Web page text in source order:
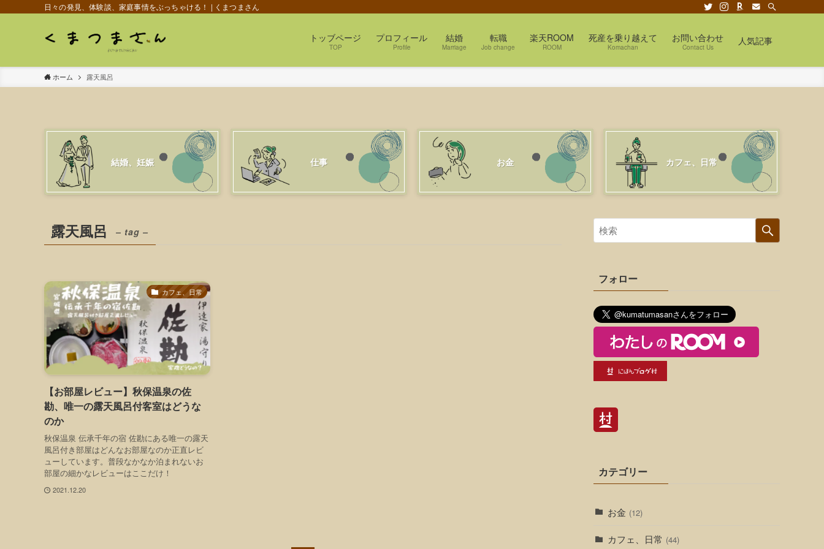
日々の発見、体験談、家庭事情をぶっちゃける！ | くまつまさん
トッブページ
TOP
プロフィール
Profile
結婚
Marriage
転職
Job change
楽天ROOM
ROOM
死産を乗り越えて
Komachan
お問い合わせ
Contact Us
人気記事
ホーム 露天風呂
結婚、妊娠 仕事 お金 カフェ、日常
露天風呂 – tag –
カフェ、日常
【お部屋レビュー】秋保温泉の佐
勘、唯一の露天風呂付客室はどうな
のか
秋保温泉 伝承千年の宿 佐勘にある唯一の露天
風呂付き部屋はどんなお部屋なのか正直レビ
ューしています。普段なかなか泊まれないお
部屋の細かなレビューはここだけ！
2021.12.20
フォロー
カテゴリー
お金 (12)
カフェ、日常 (44)